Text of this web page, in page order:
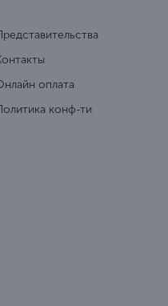
оплата
конф-ти